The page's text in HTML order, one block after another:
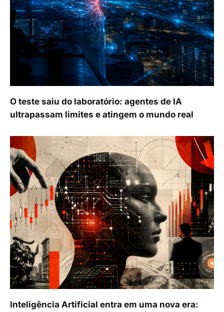
O teste saiu do laboratório: agentes de IA
ultrapassam limites e atingem o mundo real
Inteligência Artificial entra em uma nova era: